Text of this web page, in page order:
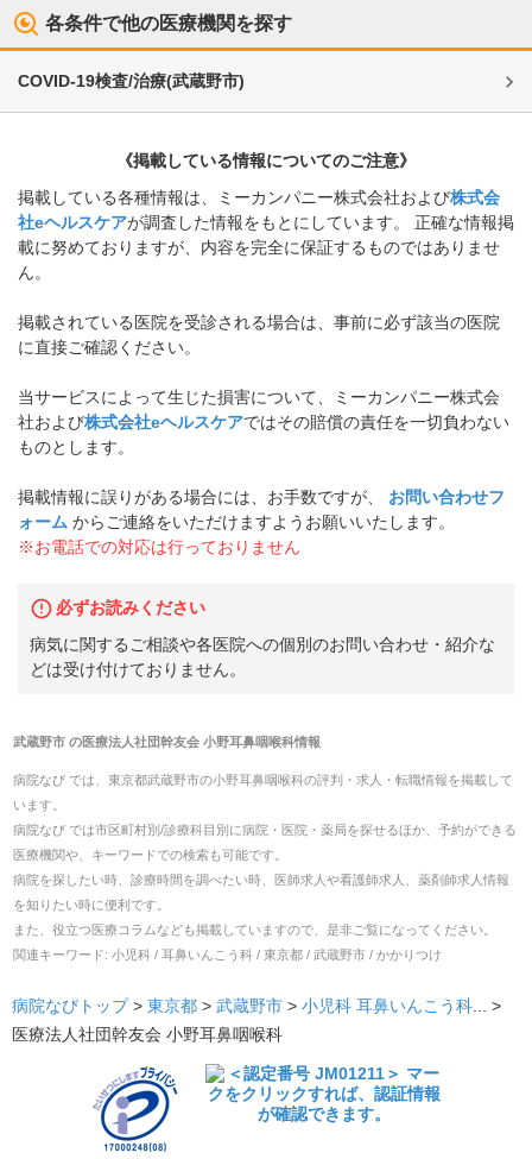
各条件で他の医療機関を探す
COVID-19検査/治療(武蔵野市)
《掲載している情報についてのご注意》
掲載している各種情報は、ミーカンパニー株式会社および株式会
社eヘルスケアが調査した情報をもとにしています。 正確な情報掲
載に努めておりますが、内容を完全に保証するものではありませ
ん。
掲載されている医院を受診される場合は、事前に必ず該当の医院
に直接ご確認ください。
当サービスによって生じた損害について、ミーカンパニー株式会
社および株式会社eヘルスケアではその賠償の責任を一切負わない
ものとします。
掲載情報に誤りがある場合には、お手数ですが、
お問い合わせフ
ォーム からご連絡をいただけますようお願いいたします。
※お電話での対応は行っておりません
必ずお読みください
病気に関するご相談や各医院への個別のお問い合わせ・紹介な
どは受け付けておりません。
武蔵野市の医療法人社団幹友会 小野耳鼻咽喉科情報
病院なび では、 東京都武蔵野市の小野耳鼻咽喉科の評判・求人・転職情報を掲載して
います。
病院なび では市区町村別/診療科目別に病院・医院・薬局を探せるほか、予約ができる
医療機関や、キーワードでの検索も可能です。
病院を探したい時、診療時間を調べたい時、医師求人や看護師求人、薬剤師求人情報
を知りたい時に便利です。
また、役立つ医療コラムなども掲載していますので、是非ご覧になってください。
関連キーワード: 小児科 / 耳鼻いんこう科 / 東京都 / 武蔵野市 / かかりつけ
病院なびトップ > 東京都 > 武蔵野市 > 小児科 耳鼻いんこう科 ... >
医療法人社団幹友会 小野耳鼻咽喉科